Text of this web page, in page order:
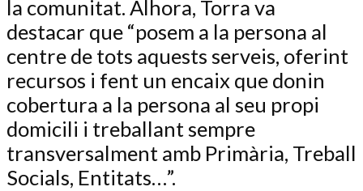
la comunitat. Alhora, Torra va
destacar que “posem a la persona al
centre de tots aquests serveis, oferint
recursos i fent un encaix que donin
cobertura a la persona al seu propi
domicili i treballant sempre
transversalment amb Primària, Treball
Socials, Entitats…”.